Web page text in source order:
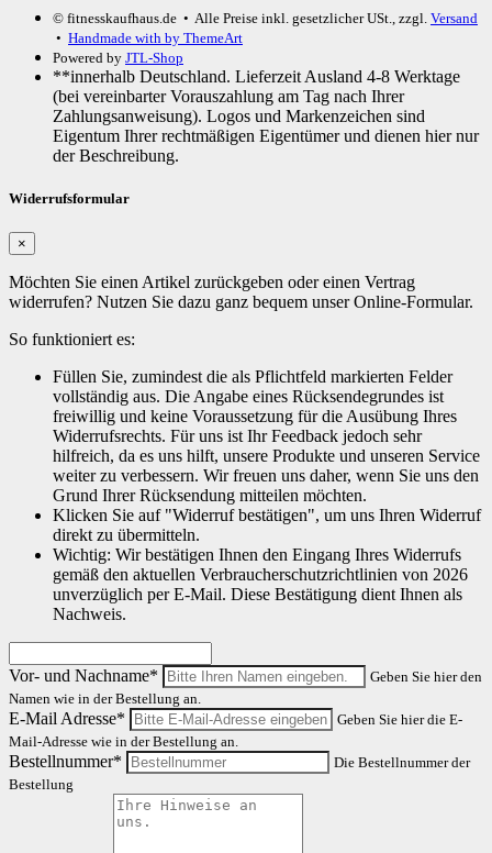
© fitnesskaufhaus.de • Alle Preise inkl. gesetzlicher USt., zzgl. Versand
• Handmade with by ThemeArt
Powered by JTL-Shop
**innerhalb Deutschland. Lieferzeit Ausland 4-8 Werktage
(bei vereinbarter Vorauszahlung am Tag nach Ihrer
Zahlungsanweisung). Logos und Markenzeichen sind
Eigentum Ihrer rechtmäßigen Eigentümer und dienen hier nur
der Beschreibung.
Widerrufsformular
×
Möchten Sie einen Artikel zurückgeben oder einen Vertrag
widerrufen? Nutzen Sie dazu ganz bequem unser Online-Formular.
So funktioniert es:
Füllen Sie, zumindest die als Pflichtfeld markierten Felder
vollständig aus. Die Angabe eines Rücksendegrundes ist
freiwillig und keine Voraussetzung für die Ausübung Ihres
Widerrufsrechts. Für uns ist Ihr Feedback jedoch sehr
hilfreich, da es uns hilft, unsere Produkte und unseren Service
weiter zu verbessern. Wir freuen uns daher, wenn Sie uns den
Grund Ihrer Rücksendung mitteilen möchten.
Klicken Sie auf "Widerruf bestätigen", um uns Ihren Widerruf
direkt zu übermitteln.
Wichtig: Wir bestätigen Ihnen den Eingang Ihres Widerrufs
gemäß den aktuellen Verbraucherschutzrichtlinien von 2026
unverzüglich per E-Mail. Diese Bestätigung dient Ihnen als
Nachweis.
Vor- und Nachname*
Geben Sie hier den
Namen wie in der Bestellung an.
E-Mail Adresse*
Geben Sie hier die E-
Mail-Adresse wie in der Bestellung an.
Bestellnummer*
Die Bestellnummer der
Bestellung